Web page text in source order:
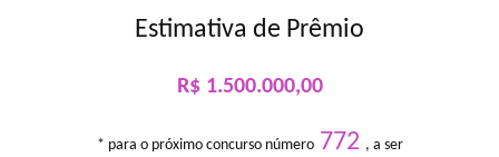
Estimativa de Prêmio
R$ 1.500.000,00
* para o próximo concurso número772 , a ser